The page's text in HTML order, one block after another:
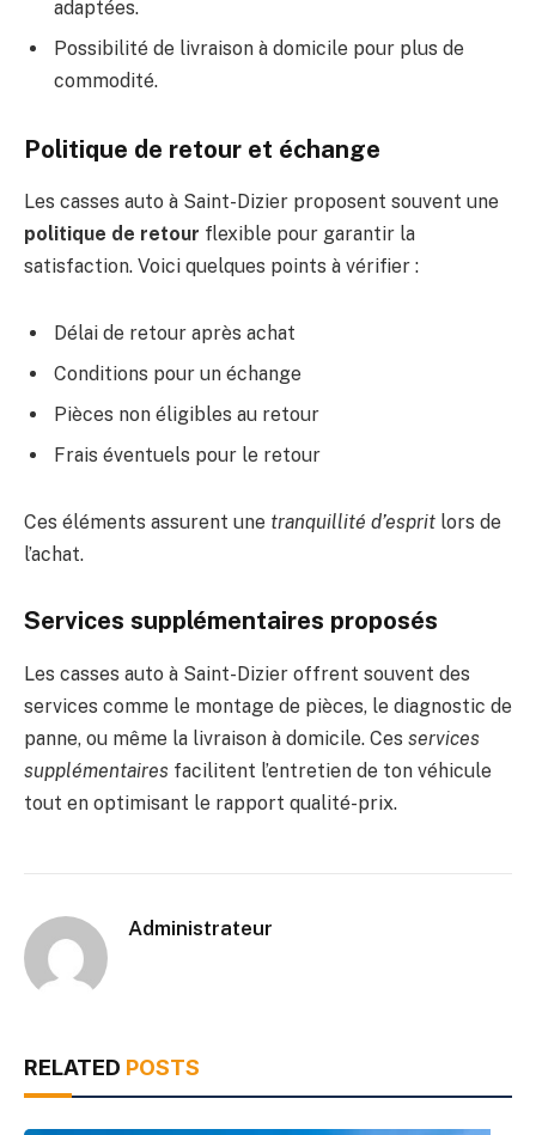
adaptées.
Possibilité de livraison à domicile pour plus de
commodité.
Politique de retour et échange
Les casses auto à Saint-Dizier proposent souvent une
politique de retour flexible pour garantir la
satisfaction. Voici quelques points à vérifier :
Délai de retour après achat
Conditions pour un échange
Pièces non éligibles au retour
Frais éventuels pour le retour
Ces éléments assurent une tranquillité d’esprit lors de
l’achat.
Services supplémentaires proposés
Les casses auto à Saint-Dizier offrent souvent des
services comme le montage de pièces, le diagnostic de
panne, ou même la livraison à domicile. Ces services
supplémentaires facilitent l’entretien de ton véhicule
tout en optimisant le rapport qualité-prix.
Administrateur
RELATED POSTS